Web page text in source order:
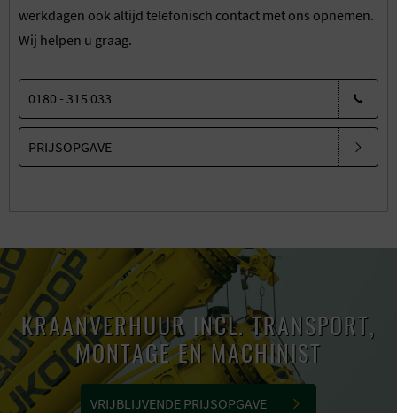
werkdagen ook altijd telefonisch contact met ons opnemen.
Wij helpen u graag.
0180 - 315 033
PRIJSOPGAVE
KRAANVERHUUR INCL. TRANSPORT,
MONTAGE EN MACHINIST
VRIJBLIJVENDE PRIJSOPGAVE